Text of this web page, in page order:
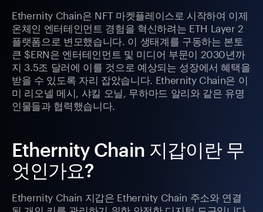
Ethernity Chain은 NFT 마켓플레이스로 시작하여 이제
온체인 엔터테인먼트 경험을 혁신하려는 ETH Layer 2
플랫폼으로 변모했습니다. 이 생태계를 구동하는 본토
큰 $ERN은 엔터테인먼트 및 미디어 부문이 2030년까
지 3.5조 달러에 이를 것으로 예상되는 성장에서 혜택을
받을 수 있도록 자리 잡았습니다. Ethernity Chain은 이
미 리오넬 메시, 샤킬 오닐, 무하마드 알리와 같은 유명
인물들과 협력했습니다.
Ethernity Chain 지갑이란 무
엇인가요?
Ethernity Chain 지갑은 Ethernity Chain 주소와 연결